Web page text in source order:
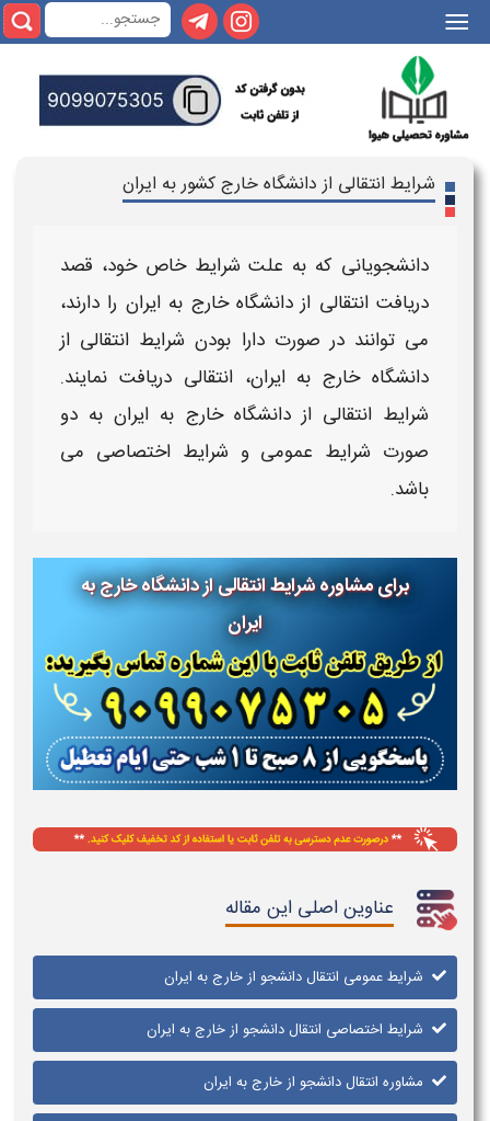
|||
شرایط انتقالی از دانشگاه خارج کشور به ایران
دانشجویانی که به علت شرایطخاص خود، قصد
دریافت انتقالی از دانشگاه خارج به ایران را دارند،
می توانند در صورت دارا بودن شرایط انتقالی از
دانشگاه خارج به ایران،انتقالی دریافت نمایند.
شرایط انتقالی از دانشگاه خارج به ایران به دو
صورت شرایط عمومی و شرایطاختصاصی می
باشد.
برای مشاوره شرایط انتقالی از دانشگاه خارج به
ایران
عناوین اصلی این مقاله
شرایط عمومی انتقال دانشجو از خارج به ایران
شرایط اختصاصی انتقال دانشجو از خارج به ایران
مشاوره انتقال دانشجو از خارج به ایران